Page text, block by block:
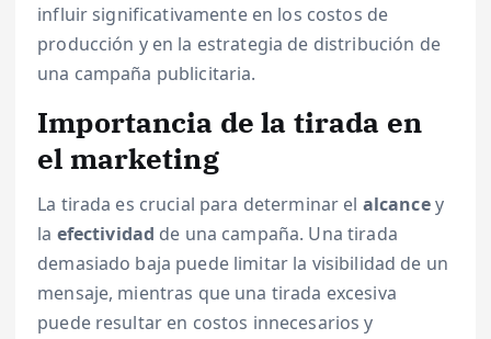
influir significativamente en los costos de
producción y en la estrategia de distribución de
una campaña publicitaria.
Importancia de la tirada en
el marketing
La tirada es crucial para determinar el alcancey
la efectividad de una campaña. Una tirada
demasiado baja puede limitar la visibilidad de un
mensaje, mientras que una tirada excesiva
puede resultar en costos innecesarios y